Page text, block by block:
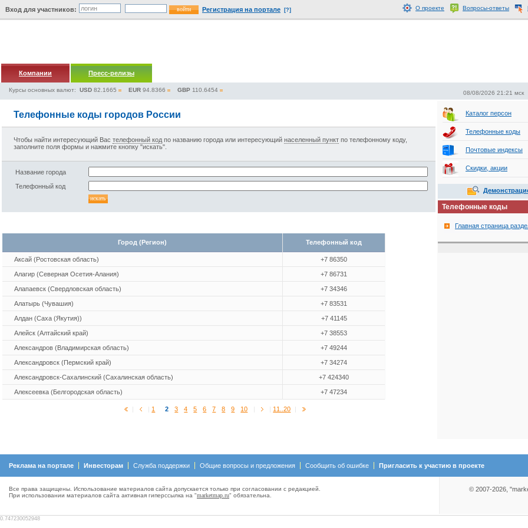
Вход для участников: Регистрация на портале [?] О проекте Вопросы-ответы
Компании Пресс-релизы
08/08/2026 21:21
Курсы основных валют: USD 82.1665 EUR 94.8366 GBP 110.6454
Телефонные коды городов России
Чтобы найти интересующий Вас телефонный код по названию города или интересующий населенный пункт по телефонному коду,
заполните поля формы и нажмите кнопку "искать".
Название города
Телефонный код
Город (Регион) Телефонный код
Аксай (Ростовская область) +7 86350
Алагир (Северная Осетия-Алания) +7 86731
Алапаевск (Свердловская область) +7 34346
Алатырь (Чувашия) +7 83531
Алдан (Саха (Якутия)) +7 41145
Алейск (Алтайский край) +7 38553
Александров (Владимирская область) +7 49244
Александровск (Пермский край) +7 34274
Александровск-Сахалинский (Сахалинская область) +7 424340
Алексеевка (Белгородская область) +7 47234
| | 1 2 3 4 5 6 7 8 9 10 | | 11..20 |
Каталог персон
Телефонные коды
Почтовые индексы
Скидки, акции
Телефонные коды
Главная страница
Реклама на портале Инвесторам Служба поддержки Общие вопросы и предложения Сообщить об ошибке Пригласить к участию в проекте
© 2007-2026,
Все права защищены. Использование материалов сайта допускается только при согласовании с редакцией.
При использовании материалов сайта активная гиперсcылка на "marketmap.ru" обязательна.
0.747230052948